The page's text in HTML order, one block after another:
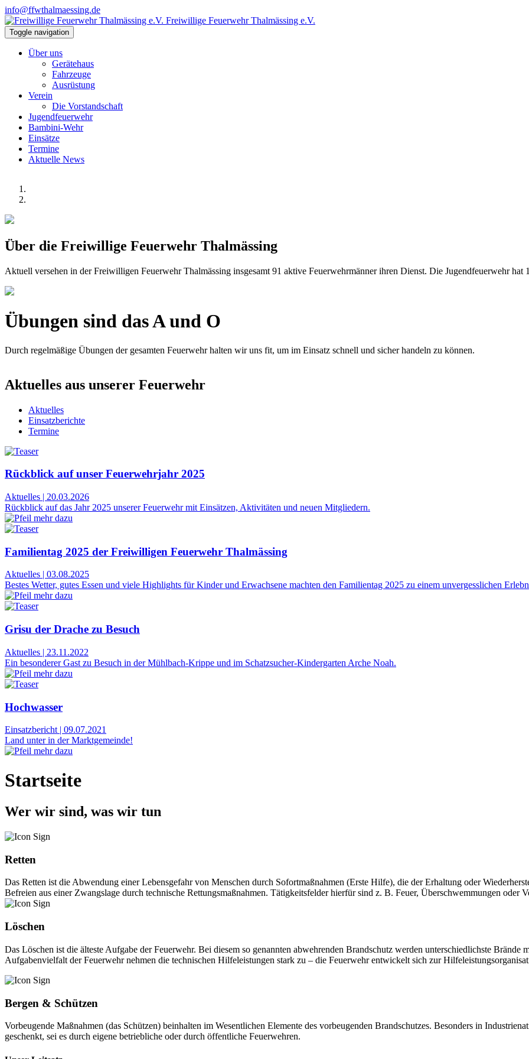
info@ffwthalmaessing.de
Freiwillige Feuerwehr Thalmässing e.V.
Toggle navigation
Über uns
Gerätehaus
Fahrzeuge
Ausrüstung
Verein
Die Vorstandschaft
Jugendfeuerwehr
Bambini-Wehr
Einsätze
Termine
Aktuelle News
Über die Freiwillige Feuerwehr Thalmässing
Aktuell versehen in der Freiwilligen Feuerwehr Thalmässing insgesamt 91 aktive Feuerwehrmänner ihren Dienst. Die Jugendfeuerwehr
Übungen sind das A und O
Durch regelmäßige Übungen der gesamten Feuerwehr halten wir uns fit, um im Einsatz schnell und sicher handeln zu können.
Aktuelles aus unserer Feuerwehr
Aktuelles
Einsatzberichte
Termine
Rückblick auf unser Feuerwehrjahr 2025
Aktuelles | 20.03.2026
Rückblick auf das Jahr 2025 unserer Feuerwehr mit Einsätzen, Aktivitäten und neuen Mitgliedern.
Familientag 2025 der Freiwilligen Feuerwehr Thalmässing
Aktuelles | 03.08.2025
Bestes Wetter, gutes Essen und viele Highlights für Kinder und Erwachsene machten den Familientag 2025 zu einem unvergesslichen
Grisu der Drache zu Besuch
Aktuelles | 23.11.2022
Ein besonderer Gast zu Besuch in der Mühlbach-Krippe und im Schatzsucher-Kindergarten Arche Noah.
Hochwasser
Einsatzbericht | 09.07.2021
Land unter in der Marktgemeinde!
Startseite
Wer wir sind, was wir tun
Retten
Das Retten ist die Abwendung einer Lebensgefahr von Menschen durch Sofortmaßnahmen (Erste Hilfe), die der Erhaltung oder
Befreien aus einer Zwangslage durch technische Rettungsmaßnahmen. Tätigkeitsfelder hierfür sind z. B. Feuer, Überschwemmungen oder
Löschen
Das Löschen ist die älteste Aufgabe der Feuerwehr. Bei diesem so genannten abwehrenden Brandschutz werden unterschiedlichste
Aufgabenvielfalt der Feuerwehr nehmen die technischen Hilfeleistungen stark zu – die Feuerwehr entwickelt sich zur
Bergen & Schützen
Vorbeugende Maßnahmen (das Schützen) beinhalten im Wesentlichen Elemente des vorbeugenden Brandschutzes. Besonders in
geschenkt, sei es durch eigene betriebliche oder durch öffentliche Feuerwehren.